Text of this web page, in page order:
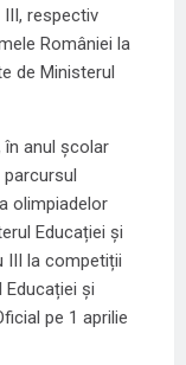
respectiv
României la
de Ministerul
în anul școlar
olimpiadelor
Educației și
III la competiții
și
pe 1 aprilie